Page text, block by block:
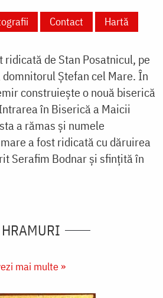
Contact Hartă
de Stan Posatnicul, pe
Ștefan cel Mare. În
construiește o nouă biserică
în Biserică a Maicii
a rămas și numele
a fost ridicată cu dăruirea
Serafim Bodnar și sfințită în
HRAMURI
mai multe »